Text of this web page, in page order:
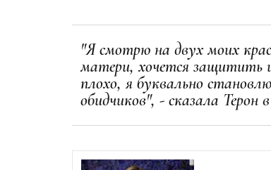
"Я смотрю на двух моих
матери, хочется защитить
плохо, я буквально
обидчиков", - сказала